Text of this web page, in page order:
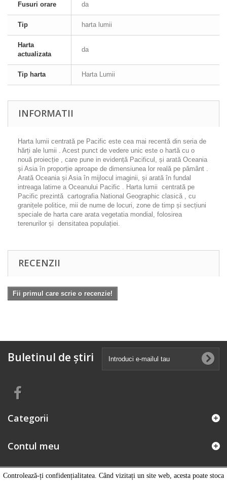
Controlează-ți confidențialitatea. Când vizitați un site web, acesta poate stoca
Fusuri orare da
Tip harta lumii
Harta
actualizata
da
Tip harta Harta Lumii
INFORMATII
Harta lumii centrată pe Pacific este cea mai recentă din seria de
hărți ale lumii . Acest punct de vedere unic este o hartă cu o
nouă proiecție , care pune in evidență Pacificul, și arată Oceania
și Asia în proporție aproape de dimensiunea lor reală pe pământ .
Arată Oceania și Asia în mijlocul imaginii, și arată în fundal
intreaga latime a Oceanului Pacific . Harta lumii centrată pe
Pacific prezintă cartografia National Geographic clasică , cu
granițele politice, mii de nume de locuri, zone de timp și secțiuni
speciale de harta care arata vegetatia mondial, folosirea
terenurilor și densitatea populației.
RECENZII
Fii primul care scrie o recenzie!
Buletinul de știri
Categorii
Contul meu
Informatii magazin